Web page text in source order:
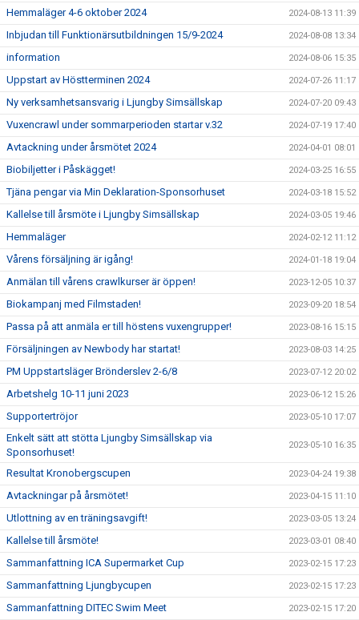
Hemmaläger 4-6 oktober 2024 2024-08-13 11:39
Inbjudan till Funktionärsutbildningen 15/9-2024 2024-08-08 13:34
information 2024-08-06 15:35
Uppstart av Höstterminen 2024 2024-07-26 11:17
Ny verksamhetsansvarig i Ljungby Simsällskap 2024-07-20 09:43
Vuxencrawl under sommarperioden startar v.32 2024-07-19 17:40
Avtackning under årsmötet 2024 2024-04-01 08:01
Biobiljetter i Påskägget! 2024-03-25 16:55
Tjäna pengar via Min Deklaration-Sponsorhuset 2024-03-18 15:52
Kallelse till årsmöte i Ljungby Simsällskap 2024-03-05 19:46
Hemmaläger 2024-02-12 11:12
Vårens försäljning är igång! 2024-01-18 19:04
Anmälan till vårens crawlkurser är öppen! 2023-12-05 10:37
Biokampanj med Filmstaden! 2023-09-20 18:54
Passa på att anmäla er till höstens vuxengrupper! 2023-08-16 15:15
Försäljningen av Newbody har startat! 2023-08-03 14:25
PM Uppstartsläger Brönderslev 2-6/8 2023-07-12 20:02
Arbetshelg 10-11 juni 2023 2023-06-12 15:26
Supportertröjor 2023-05-10 17:07
Enkelt sätt att stötta Ljungby Simsällskap via
Sponsorhuset!
2023-05-10 16:35
Resultat Kronobergscupen 2023-04-24 19:38
Avtackningar på årsmötet! 2023-04-15 11:10
Utlottning av en träningsavgift! 2023-03-05 13:24
Kallelse till årsmöte! 2023-03-01 08:40
Sammanfattning ICA Supermarket Cup 2023-02-15 17:23
Sammanfattning Ljungbycupen 2023-02-15 17:23
Sammanfattning DITEC Swim Meet 2023-02-15 17:20